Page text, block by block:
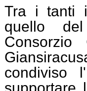
Tra i tanti
quello
Consorzio
condiviso